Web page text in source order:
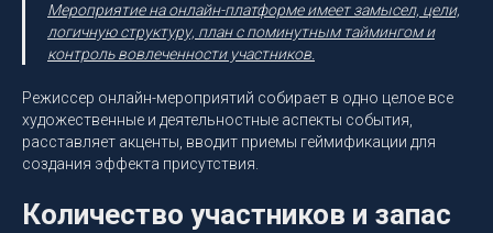
Мероприятие на онлайн-платформе имеет замысел, цели,
логичную структуру, план с поминутным таймингом и
контроль вовлеченности участников.
Режиссер онлайн-мероприятий собирает в одно целое все
художественные и деятельностные аспекты события,
расставляет акценты, вводит приемы геймификации для
создания эффекта присутствия.
Количество участников и запас